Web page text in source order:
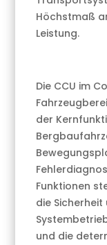
Höchstmaß
Leistung.
Die CCU im
der
Funktionen
die
und die